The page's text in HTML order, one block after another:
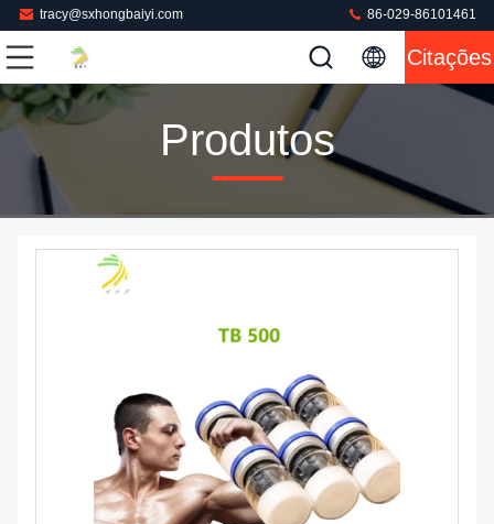
tracy@sxhongbaiyi.com 86-029-86101461
Citações
Produtos